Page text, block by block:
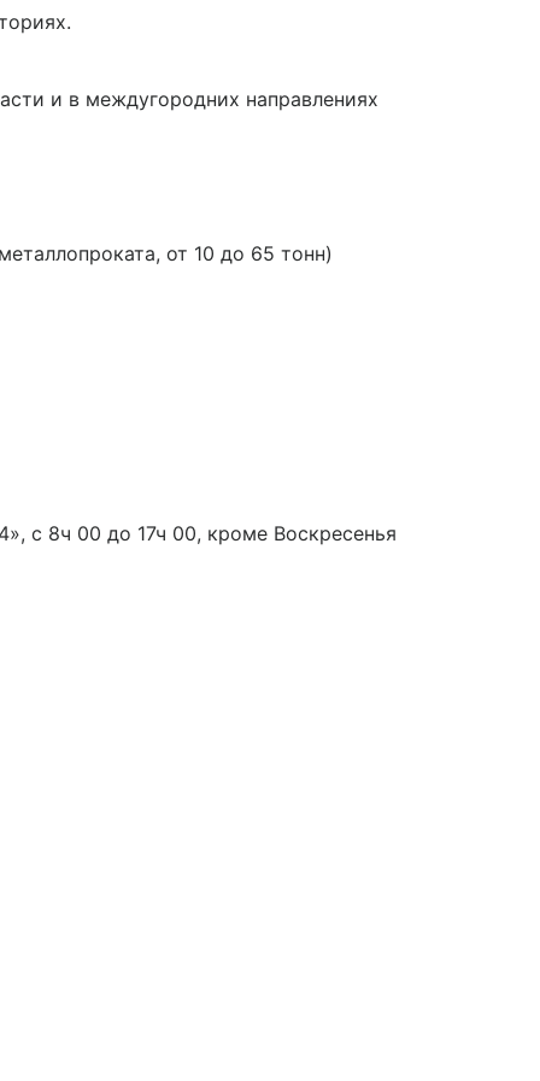
и в междугородних направлениях
от 10 до 65 тонн)
с 8ч 00 до 17ч 00, кроме Воскресенья